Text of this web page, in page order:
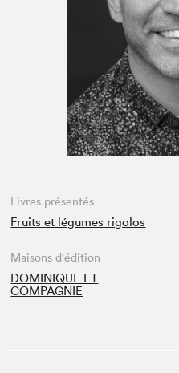
Espace enseignant·e·s
Livres présentés
Fruits et légumes rigolos
Maisons d'édition
DOMINIQUE ET
COMPAGNIE